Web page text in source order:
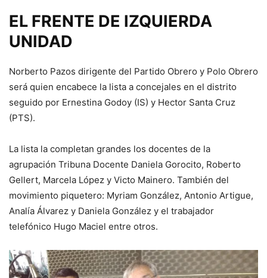
EL FRENTE DE IZQUIERDA
UNIDAD
Norberto Pazos dirigente del Partido Obrero y Polo Obrero
será quien encabece la lista a concejales en el distrito
seguido por Ernestina Godoy (IS) y Hector Santa Cruz
(PTS).
La lista la completan grandes los docentes de la
agrupación Tribuna Docente Daniela Gorocito, Roberto
Gellert, Marcela López y Victo Mainero. También del
movimiento piquetero: Myriam González, Antonio Artigue,
Analía Álvarez y Daniela González y el trabajador
telefónico Hugo Maciel entre otros.